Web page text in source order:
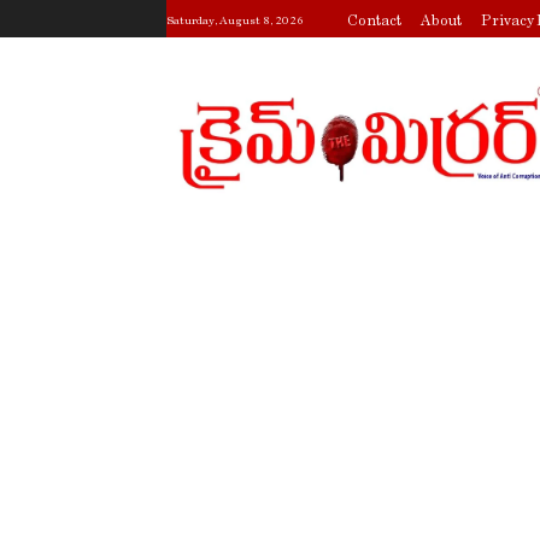
Saturday, August 8, 2026 Contact About Privacy